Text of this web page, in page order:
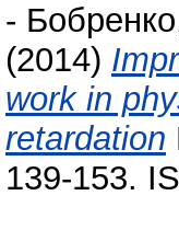
-
(2014)
work in
retardation
139-153.